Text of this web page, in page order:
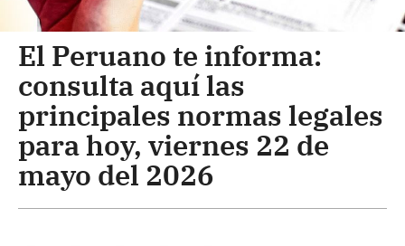
El Peruano te informa:
consulta aquí las
principales normas legales
para hoy, viernes 22 de
mayo del 2026